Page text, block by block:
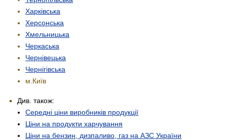
Харківська
Херсонська
Хмельницька
Черкаська
Чернівецька
Чернігівська
м.Київ
Див. також:
Середні ціни виробників продукції
Ціни на продукти харчування
Ціни на бензин, дизпаливо, газ на АЗС України